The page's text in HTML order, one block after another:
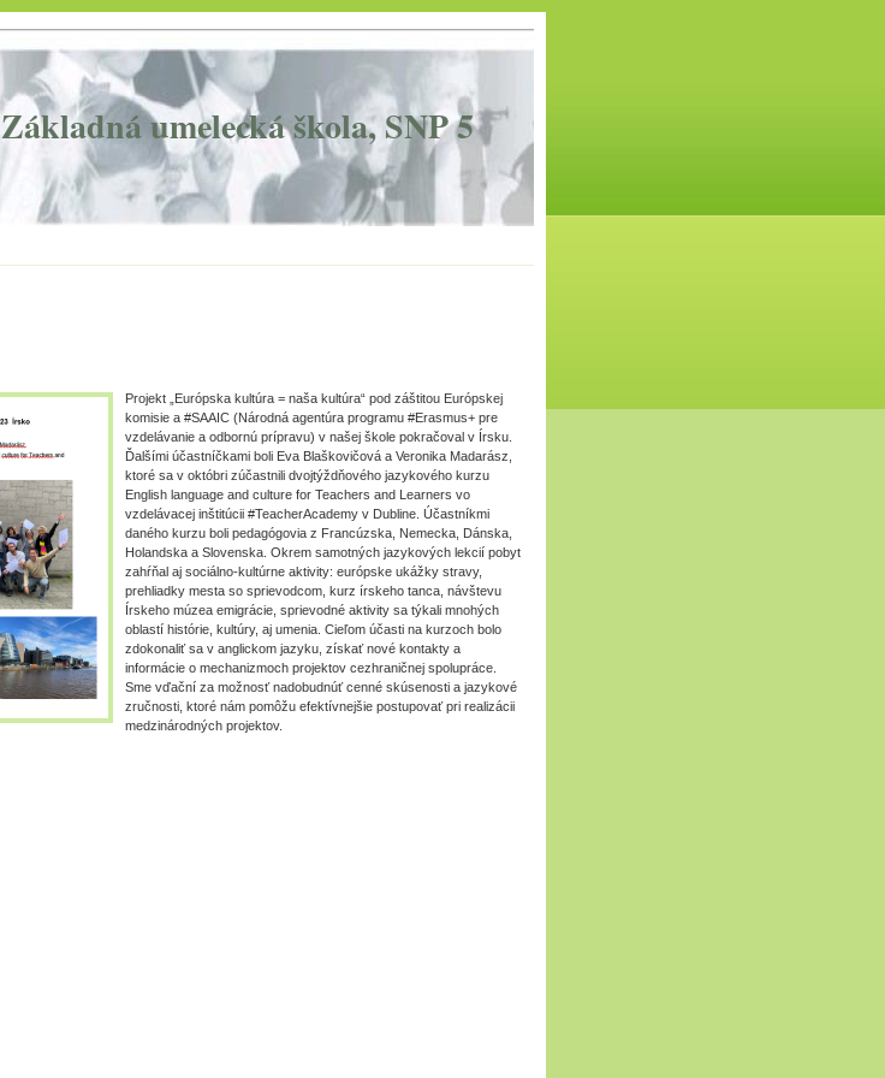
Základná umelecká škola, SNP 5
Projekt „Európska kultúra = naša kultúra“ pod záštitou Európskej
komisie a #SAAIC (Národná agentúra programu #Erasmus+ pre
vzdelávanie a odbornú prípravu) v našej škole pokračoval v Írsku.
Ďalšími účastníčkami boli Eva Blaškovičová a Veronika Madarász,
ktoré sa v októbri zúčastnili dvojtýždňového jazykového kurzu
English language and culture for Teachers and Learners vo
vzdelávacej inštitúcii #TeacherAcademy v Dubline. Účastníkmi
daného kurzu boli pedagógovia z Francúzska, Nemecka, Dánska,
Holandska a Slovenska. Okrem samotných jazykových lekcií pobyt
zahŕňal aj sociálno-kultúrne aktivity: európske ukážky stravy,
prehliadky mesta so sprievodcom, kurz írskeho tanca, návštevu
Írskeho múzea emigrácie, sprievodné aktivity sa týkali mnohých
oblastí histórie, kultúry, aj umenia. Cieľom účasti na kurzoch bolo
zdokonaliť sa v anglickom jazyku, získať nové kontakty a
informácie o mechanizmoch projektov cezhraničnej spolupráce.
Sme vďační za možnosť nadobudnúť cenné skúsenosti a jazykové
zručnosti, ktoré nám pomôžu efektívnejšie postupovať pri realizácii
medzinárodných projektov.